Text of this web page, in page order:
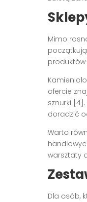
Mimo
produktów
ofercie
sznurki
doradzić
Warto
warsztaty
Dla osób,